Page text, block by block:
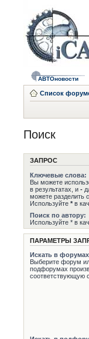
АВТОновости
Список
Поиск
ЗАПРОС
Ключевые слова:
Вы можете
в результатах, и -
можете разделить
Используйте * в
Поиск по автору:
Используйте * в
ПАРАМЕТРЫ
Искать в
Выберите форум
подфорумах
соответствующую